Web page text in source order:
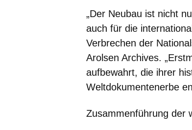
„Der Neubau ist nicht
auch für die
Verbrechen der
Arolsen Archives.
aufbewahrt, die ihrer
Weltdokumentenerbe
Zusammenführung der